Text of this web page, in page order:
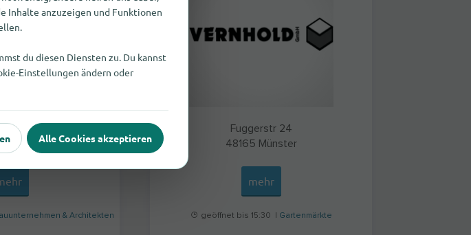
73
Dresden
& Architekten
Fuggerstr 24
48165 Münster
mehr
geöffnet bis 15:30 | Gartenmärkte
Inhalte anzuzeigen und Funktionen
du diesen Diensten zu. Du kannst
Einstellungen ändern oder
Alle Cookies akzeptieren